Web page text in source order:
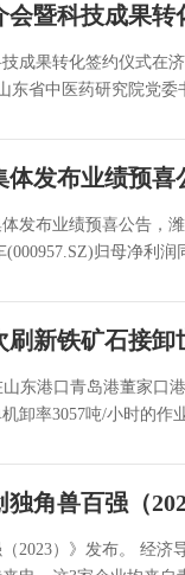
暨科技成果转
成果转化签约仪式在
东省中医药研究院党委
发布业绩预喜
发布业绩预喜公告，
归母净利润
刷新铁矿石接卸
东港口青岛港董家口
卸率3057吨/小时的作
角兽百强（
2023）》发布。 经